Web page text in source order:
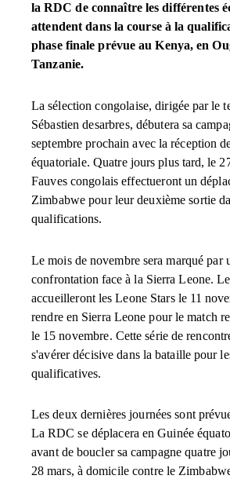
la RDC de connaître les différentes
attendent dans la course à la
phase finale prévue au Kenya, en
Tanzanie.
La sélection congolaise, dirigée par le
Sébastien desarbres, débutera sa
septembre prochain avec la réception
équatoriale. Quatre jours plus tard, le
Fauves congolais effectueront un
Zimbabwe pour leur deuxième sortie
qualifications.
Le mois de novembre sera marqué par
confrontation face à la Sierra Leone.
accueilleront les Leone Stars le 11
rendre en Sierra Leone pour le match
le 15 novembre. Cette série de
s'avérer décisive dans la bataille pour
qualificatives.
Les deux dernières journées sont
La RDC se déplacera en Guinée
avant de boucler sa campagne quatre
28 mars, à domicile contre le